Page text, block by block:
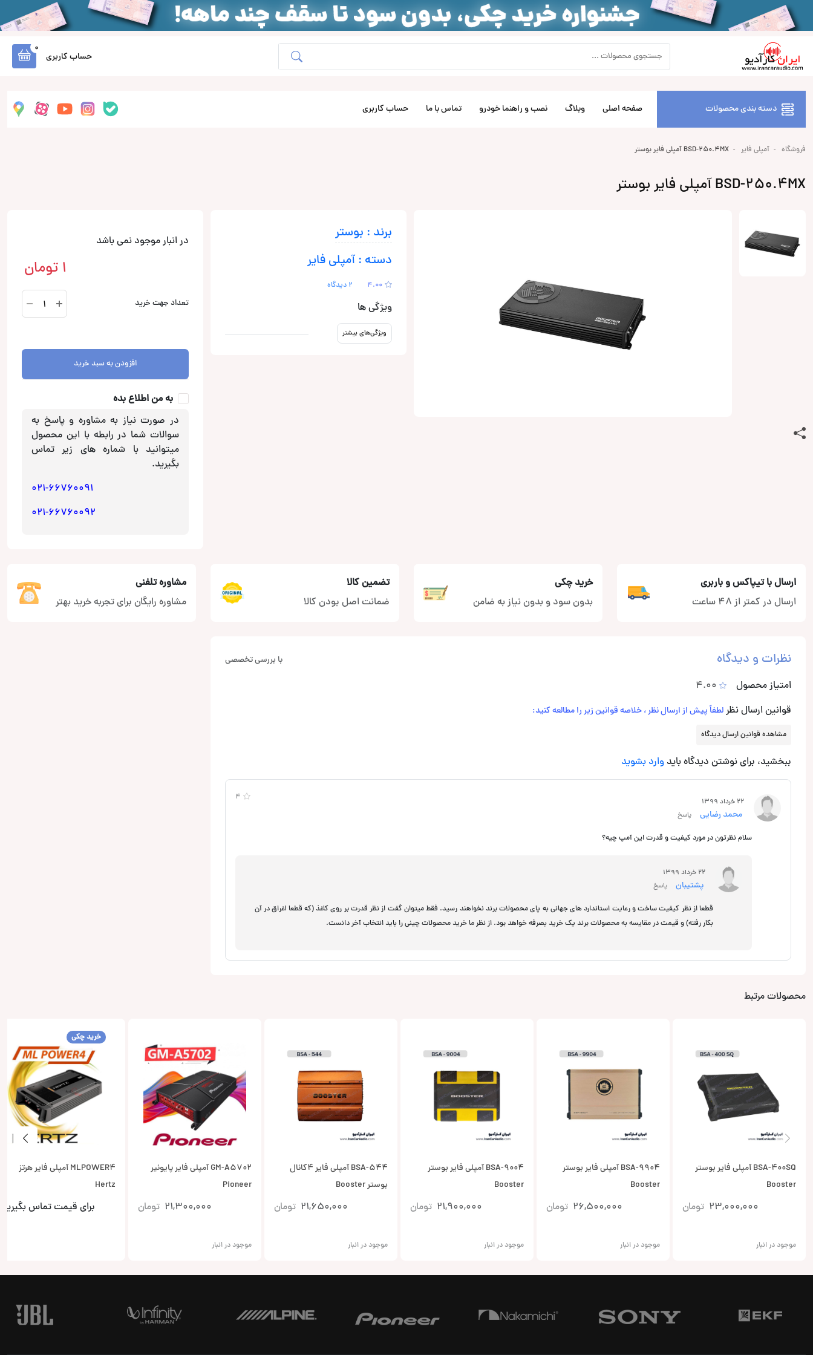
حساب کاربری
0
دسته بندی محصولات صفحه اصلی وبلاگ نصب و راهنما خودرو تماس با ما حساب کاربری
فروشگاه آمپلی فایر BSD-250.4MX آمپلی فایر بوستر
BSD-250.4MX آمپلی فایر بوستر
برند : بوستر
دسته : آمپلی فایر
4.00 2 دیدگاه
ویژگی ها
ویژگی‌های بیشتر
در انبار موجود نمی باشد
1 تومان
تعداد جهت خرید
BSD-
250.4MX
افزودن به سبد خرید
به من اطلاع بده
در صورت نیاز به مشاوره و پاسخ به
سوالات شما در رابطه با این محصول
میتوانید با شماره های زیر تماس
بگیرید.
021-66760091
021-66760092
ارسال با تیپاکس و باربری
ارسال در کمتر از 48 ساعت
خرید چکی
بدون سود و بدون نیاز به ضامن
تضمین کالا
ضمانت اصل بودن کالا
مشاوره تلفنی
مشاوره رایگان برای تجربه خرید بهتر
نظرات و دیدگاه با بررسی تخصصی
امتیاز محصول
4.00
قوانین ارسال نظرلطفاً پیش از ارسال نظر ، خلاصه قوانین زیر را مطالعه کنید:
مشاهده قوانین ارسال دیدگاه
ببخشید، برای نوشتن دیدگاه باید وارد بشوید
4 22 خرداد 1399
محمد رضایی پاسخ
سلام نظرتون در مورد کیفیت و قدرت این آمپ چیه؟
22 خرداد 1399
پشتیبان پاسخ
قطعا از نظر کیفیت ساخت و رعایت استاندارد های جهانی به پای محصولات برند نخواهند رسید. فقط میتوان گفت از نظر قدرت بر روی کاغذ (که قطعا اغراق در آن
بکار رفته) و قیمت در مقایسه به محصولات برند یک خرید بصرفه خواهد بود. از نظر ما خرید محصولات چینی را باید انتخاب آخر دانست.
محصولات مرتبط
BSA-400SQ آمپلی فایر بوستر
Booster
23,000,000 تومان
موجود در انبار
BSA-9904 آمپلی فایر بوستر
Booster
26,500,000 تومان
موجود در انبار
BSA-9004 آمپلی فایر بوستر
Booster
21,900,000 تومان
موجود در انبار
BSA-544 آمپلی فایر 4کانال
بوستر Booster
21,650,000 تومان
موجود در انبار
GM-A5702 آمپلی فایر پایونیر
Pioneer
21,300,000 تومان
موجود در انبار
خرید چکی
MLPOWER4 آمپلی فایر هرتز
Hertz
برای قیمت تماس بگیرید